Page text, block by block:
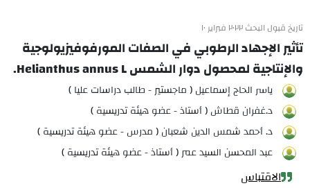
تاريخ قبول البحث ٢٠٢٢ فبراير ١٠
تأثير الإجهاد الرطوبي في الصفات المورفوفيزيولوجية
والإنتاجية لمحصول دوار الشمس Helianthus annus L.
ياسر الحاج إسماعيل ( ماجستير - طالب دراسات عليا )
د.غفران قطاش ( أستاذ - عضو هيئة تدريسية )
د. أحمد شمس الدين شعبان ( مدرس - عضو هيئة تدريسية )
عبد المحسن السيد عمر ( أستاذ - عضو هيئة تدريسية )
الاقتباس